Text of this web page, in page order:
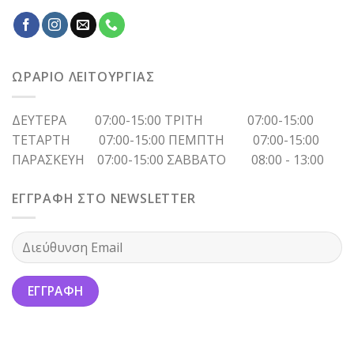
ΩΡΑΡΙΟ ΛΕΙΤΟΥΡΓΙΑΣ
ΔΕΥΤΕΡΑ 07:00-15:00 ΤΡΙΤΗ 07:00-15:00
ΤΕΤΑΡΤΗ 07:00-15:00 ΠΕΜΠΤΗ 07:00-15:00
ΠΑΡΑΣΚΕΥΗ 07:00-15:00 ΣΑΒΒΑΤΟ 08:00 - 13:00
ΕΓΓΡΑΦΗ ΣΤΟ NEWSLETTER